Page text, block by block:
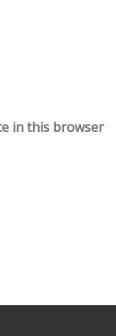
in this browser